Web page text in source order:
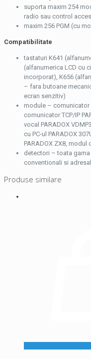
suporta maxim 254
radio sau control acces
maxim 256 PGM (cu
Compatibilitate
tastaturi K641
(alfanumerica LCD cu
incorporat), K656
– fara butoane
ecran senzitiv)
module – comunicator
comunicator TCP/IP
vocal PARADOX
cu PC-ul PARADOX
PARADOX ZX8, modul
detectori – toata
conventionali si
Produse similare